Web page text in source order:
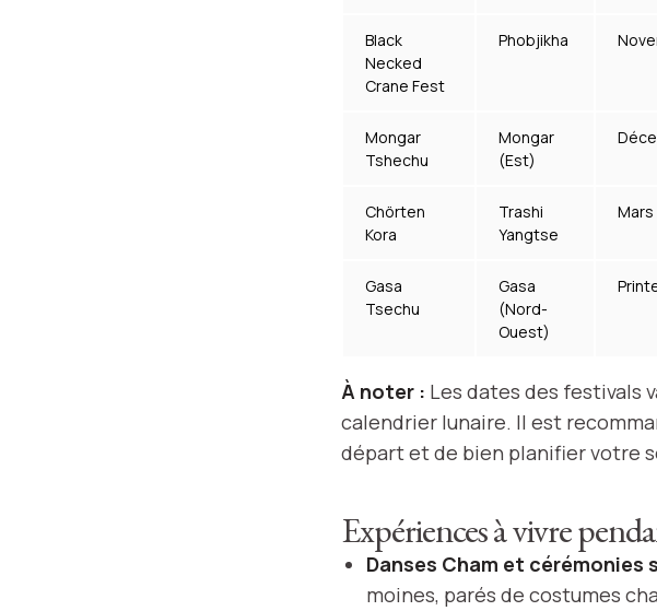
Black
Necked
Crane Fest
Phobjikha
Mongar
Tshechu
Mongar
(Est)
Chörten
Kora
Trashi
Yangtse
Gasa
Tsechu
Gasa
(Nord-
Ouest)
À noter : Les dates des festivals
calendrier lunaire. Il est
départ et de bien planifier votre
Expériences à vivre
Danses Cham et cérémonies
moines, parés de costumes